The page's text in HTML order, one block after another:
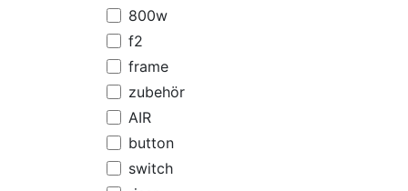
800w
f2
frame
zubehör
AIR
button
switch